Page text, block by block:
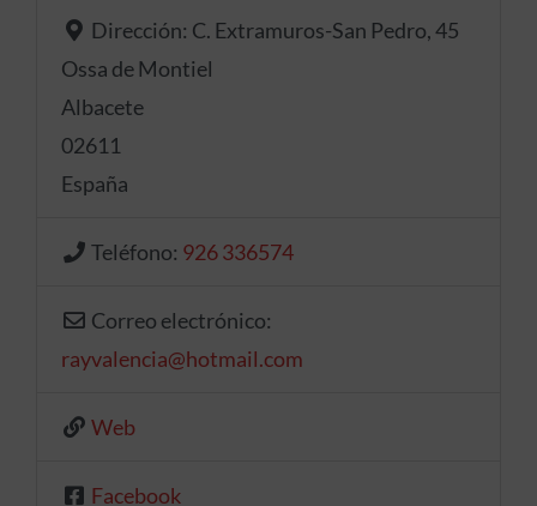
Dirección: C. Extramuros-San Pedro, 45
Ossa de Montiel
Albacete
02611
España
Teléfono: 926 336574
Correo electrónico:
rayvalencia@hotmail.com
Web
Facebook